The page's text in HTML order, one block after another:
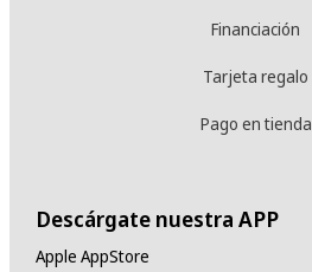
Financiación
Tarjeta regalo
Pago en tienda
Descárgate nuestra APP
Apple AppStore